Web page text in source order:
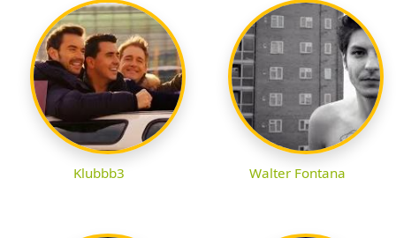
Klubbb3 Walter Fontana